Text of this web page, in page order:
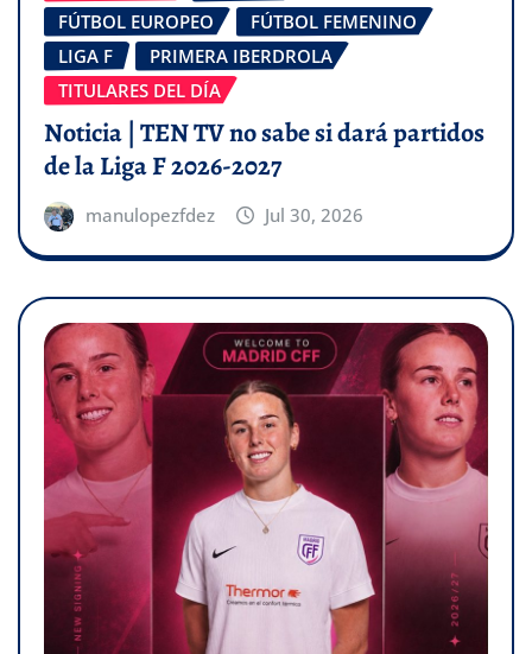
FÚTBOL EUROPEO
FÚTBOL FEMENINO
LIGA F
PRIMERA IBERDROLA
TITULARES DEL DÍA
Noticia | TEN TV no sabe si dará partidos
de la Liga F 2026-2027
manulopezfdez Jul 30, 2026